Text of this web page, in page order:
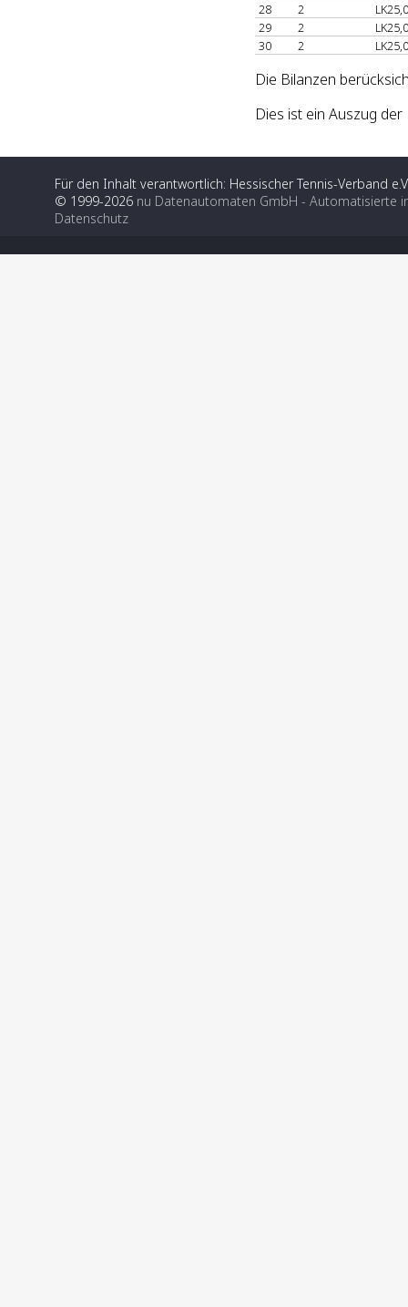
28
2
LK25,0
29
2
LK25,0
30
2 LK25,0
Die Bilanzen
Dies ist ein Auszug
Für den Inhalt verantwortlich: Hessischer Tennis-Verband
© 1999-2026 nu Datenautomaten GmbH - Automatisierte
Datenschutz